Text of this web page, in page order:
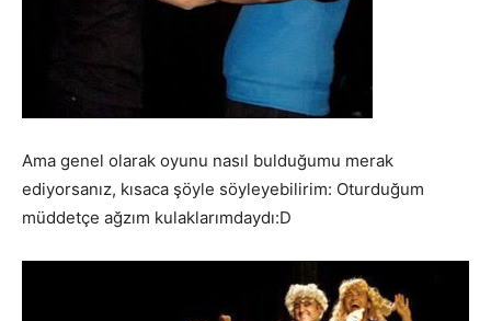
Ama genel olarak oyunu nasıl bulduğumu merak
ediyorsanız, kısaca şöyle söyleyebilirim: Oturduğum
müddetçe ağzım kulaklarımdaydı:D